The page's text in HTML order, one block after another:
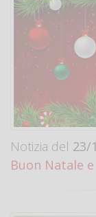
Notizia del 23/
Buon Natale